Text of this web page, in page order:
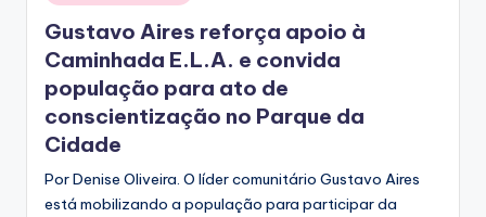
in
Gustavo Aires reforça apoio à
Caminhada E.L.A. e convida
população para ato de
conscientização no Parque da
Cidade
Por Denise Oliveira. O líder comunitário Gustavo Aires
está mobilizando a população para participar da